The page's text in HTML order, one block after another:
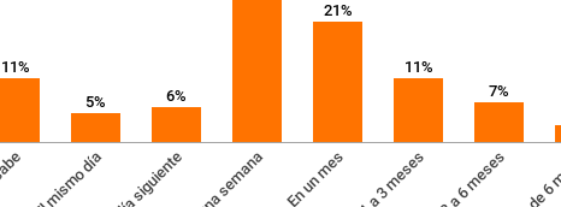
El mismo día En un mes
11%
5%
6%
21%
11%
7%